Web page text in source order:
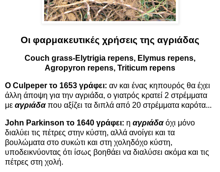
Οι φαρμακευτικές χρήσεις της αγριάδας
Couch grass-Elytrigia repens, Elymus repens,
Agropyron repens, Triticum repens
Ο Culpeper το 1653 γράφει: αν και ένας κηπουρός θα έχει
άλλη άποψη για την αγριάδα, ο γιατρός κρατεί 2 στρέμματα
με αγριάδαπου αξίζει τα διπλά από 20 στρέμματα καρότα...
John Parkinson το 1640 γράφει: η αγριάδαόχι μόνο
διαλύει τις πέτρες στην κύστη, αλλά ανοίγει και τα
βουλώματα στο συκώτι και στη χοληδόχο κύστη,
υποδεικνύοντας ότι ίσως βοηθάει να διαλύσει ακόμα και τις
πέτρες στη χολή.